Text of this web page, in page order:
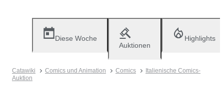
Diese Woche
Auktionen
Highlights
Catawiki Comics und Animation Comics
Italienische Comics-
Auktion